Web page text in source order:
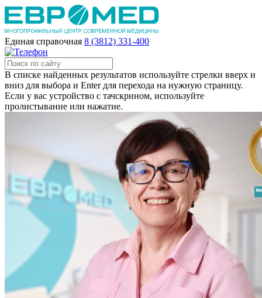
Единая справочная 8 (3812) 331-400
В списке найденных результатов используйте стрелки вверх и
вниз для выбора и Enter для перехода на нужную страницу.
Если у вас устройство с тачскрином, используйте
пролистывание или нажатие.